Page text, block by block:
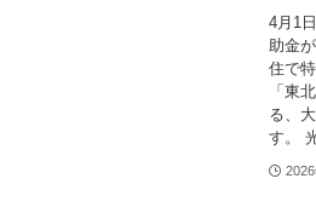
4月1
助金
住で
「東
る、
す。